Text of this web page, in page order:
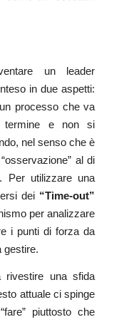
un leader
in due aspetti:
processo che va
termine e non si
nel senso che è
al di
Per utilizzare una
dei “Time-out”
per analizzare
i punti di forza da
gestire.
rivestire una sfida
attuale ci spinge
piuttosto che